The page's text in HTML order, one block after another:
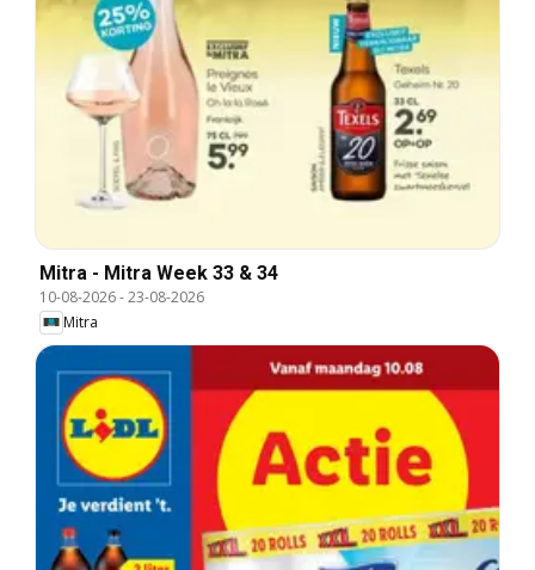
Mitra - Mitra Week 33 & 34
10-08-2026-23-08-2026
Mitra